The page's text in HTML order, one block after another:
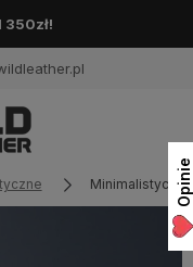
350zł!
Opinie